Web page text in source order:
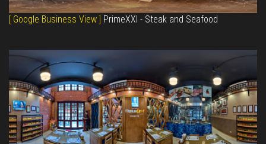
[ Google Business View ] PrimeXXI - Steak and Seafood